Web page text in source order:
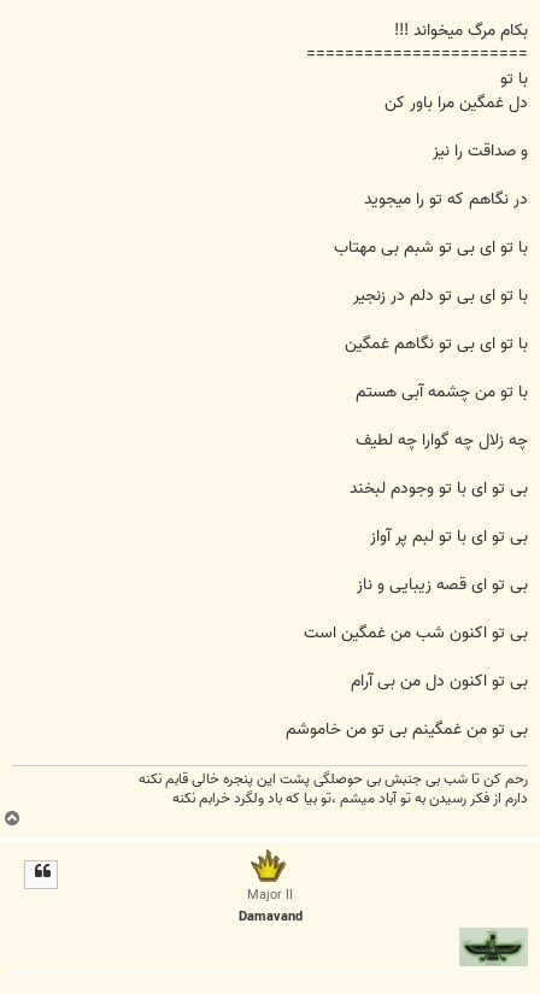
بکام مرگ میخواند !!!
=======================
با تو
دل غمگین مرا باور کن
و صداقت را نیز
در نگاهم که تو را میجوید
با تو ای بی تو شبم بی مهتاب
با تو ای بی تو دلم در زنجیر
با تو ای بی تو نگاهم غمگین
با تو من چشمه آبی هستم
چه زلال چه گوارا چه لطیف
بی تو ای با تو وجودم لبخند
بی تو ای با تو لبم پر آواز
بی تو ای قصه زیبایی و ناز
بی تو اکنون شب من غمگین است
بی تو اکنون دل من بی آرام
بی تو من غمگینم بی تو من خاموشم
رحم کن تا شب بی جنبش بی حوصلگی پشت این پنجره خالی قابم نکنه
دارم از فکر رسیدن به تو آباد میشم ،تو بیا که باد ولگرد خرابم نکنه
ب
ا
Major II
Damavand